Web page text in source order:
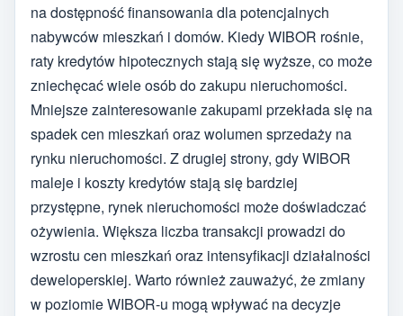
na dostępność finansowania dla potencjalnych
nabywców mieszkań i domów. Kiedy WIBOR rośnie,
raty kredytów hipotecznych stają się wyższe, co może
zniechęcać wiele osób do zakupu nieruchomości.
Mniejsze zainteresowanie zakupami przekłada się na
spadek cen mieszkań oraz wolumen sprzedaży na
rynku nieruchomości. Z drugiej strony, gdy WIBOR
maleje i koszty kredytów stają się bardziej
przystępne, rynek nieruchomości może doświadczać
ożywienia. Większa liczba transakcji prowadzi do
wzrostu cen mieszkań oraz intensyfikacji działalności
deweloperskiej. Warto również zauważyć, że zmiany
w poziomie WIBOR-u mogą wpływać na decyzje